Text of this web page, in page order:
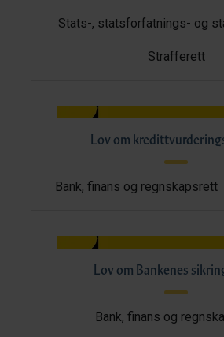
Stats-, statsforfatnings- og
Strafferett
Lov om
Bank, finans og regnskapsrett
Lov om Bankenes
Bank, finans og